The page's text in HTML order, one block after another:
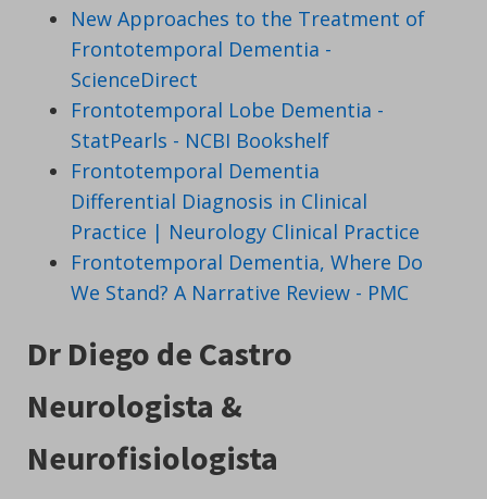
New Approaches to the Treatment of
Frontotemporal Dementia -
ScienceDirect
Frontotemporal Lobe Dementia -
StatPearls - NCBI Bookshelf
Frontotemporal Dementia
Differential Diagnosis in Clinical
Practice | Neurology Clinical Practice
Frontotemporal Dementia, Where Do
We Stand? A Narrative Review - PMC
Dr Diego de Castro
Neurologista &
Neurofisiologista